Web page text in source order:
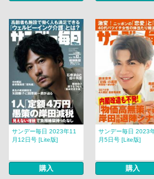
サンデー毎日 2023年11
月12日号 [Lite版]
購入
サンデー毎日 2023
月5日号 [Lite版]
購入